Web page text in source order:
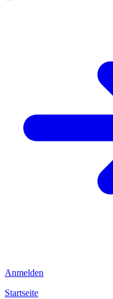
Anmelden
Startseite